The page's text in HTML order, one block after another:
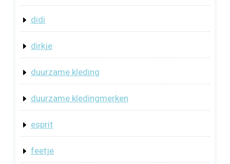
didi
dirkje
duurzame kleding
duurzame kledingmerken
esprit
feetje